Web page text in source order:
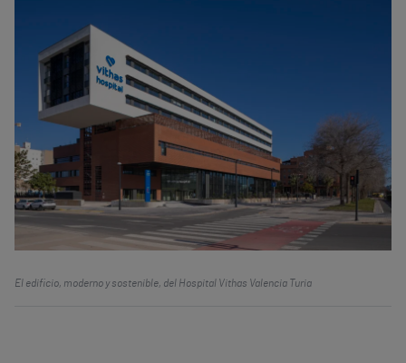
El edificio, moderno y sostenible, del Hospital Vithas Valencia Turia